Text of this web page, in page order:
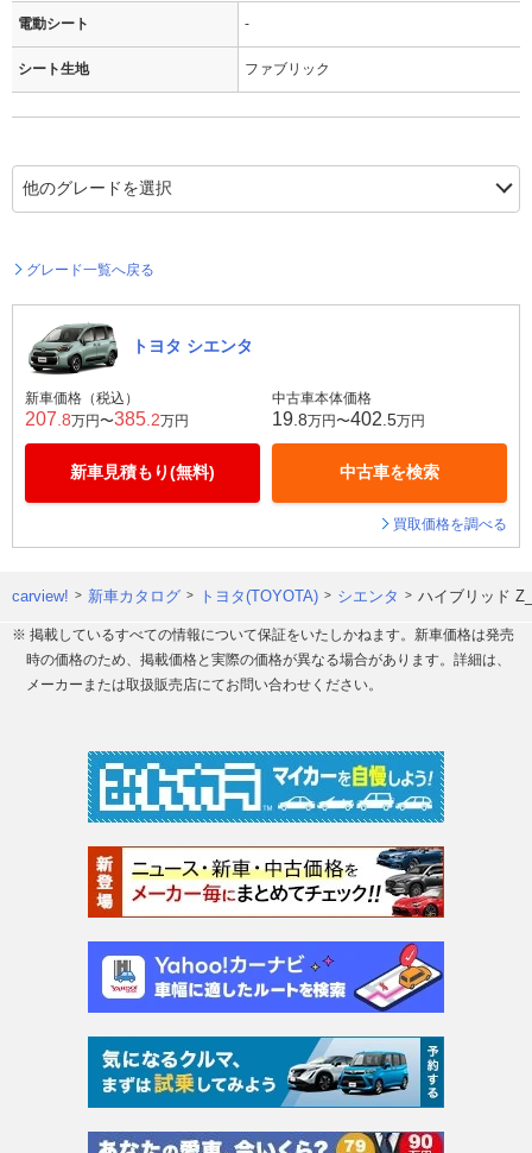
電動シート -
シート生地 ファブリック
グレード一覧へ戻る
トヨタ シエンタ
新車価格（税込）
207 .8万円〜385 .2万円
新車見積もり(無料)
中古車本体価格
19 .8万円〜402 .5万円
中古車を検索
買取価格を調べる
carview! 新車カタログ トヨタ(TOYOTA) シエンタ ハイブリッド
※ 掲載しているすべての情報について保証をいたしかねます。新車価格は発売
時の価格のため、掲載価格と実際の価格が異なる場合があります。詳細は、
メーカーまたは取扱販売店にてお問い合わせください。